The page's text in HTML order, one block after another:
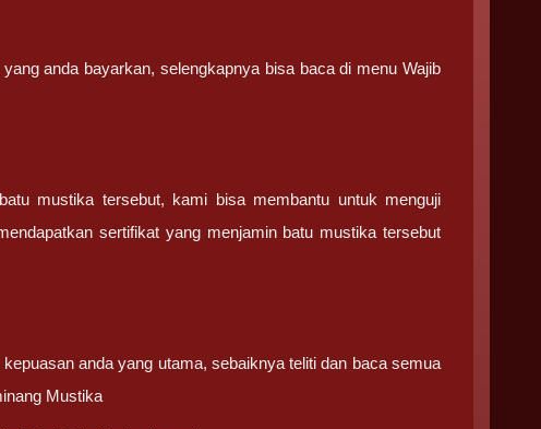
anda bayarkan, selengkapnya bisa baca di menu Wajib
mustika tersebut, kami bisa membantu untuk menguji
sertifikat yang menjamin batu mustika tersebut
anda yang utama, sebaiknya teliti dan baca semua
Mustika